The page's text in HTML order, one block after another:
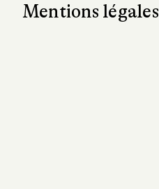
Mentions légales